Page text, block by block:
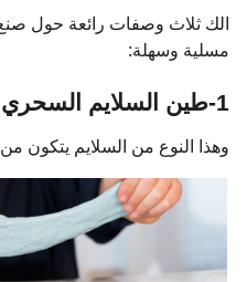
الك ثلاث وصفات رائعة حول
مسلية وسهلة:
1-طين السلايم السحري البسيط
وهذا النوع من السلايم يتكون